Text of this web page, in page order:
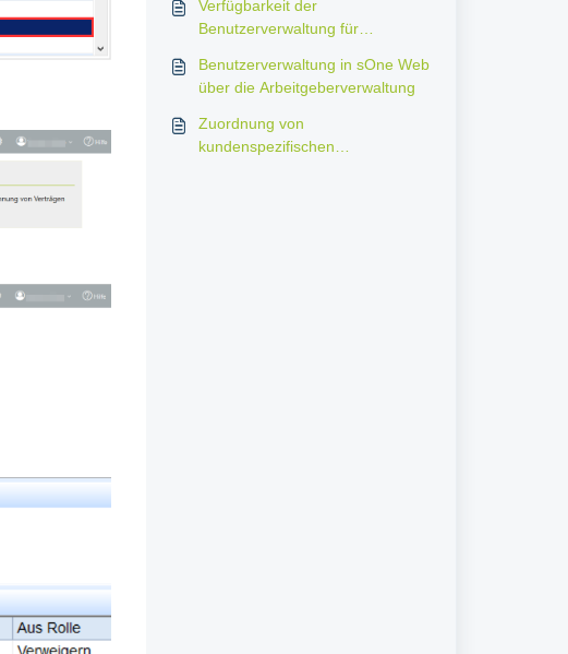
Verfügbarkeit der
Benutzerverwaltung für
Benutzerverwaltung in sOne Web
über die Arbeitgeberverwaltung
Zuordnung von
kundenspezifischen